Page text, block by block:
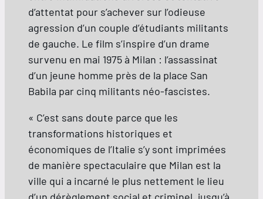
d’attentat pour s’achever sur l’odieuse
agression d’un couple d’étudiants militants
de gauche. Le film s’inspire d’un drame
survenu en mai 1975 à Milan : l’assassinat
d’un jeune homme près de la place San
Babila par cinq militants néo-fascistes.
« C’est sans doute parce que les
transformations historiques et
économiques de l’Italie s’y sont imprimées
de manière spectaculaire que Milan est la
ville qui a incarné le plus nettement le lieu